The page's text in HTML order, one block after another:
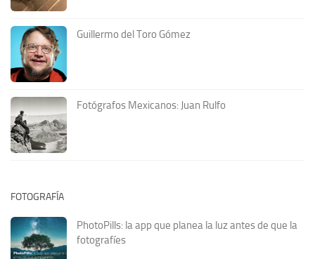
Guillermo del Toro Gómez
Fotógrafos Mexicanos: Juan Rulfo
FOTOGRAFÍA
PhotoPills: la app que planea la luz antes de que la
fotografíes